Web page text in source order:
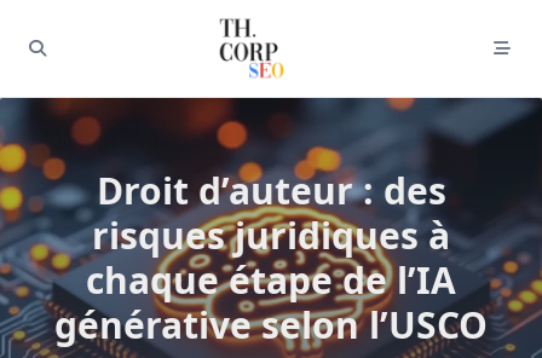
Droit d’auteur : des
risques juridiques à
chaque étape de l’IA
générative selon l’USCO